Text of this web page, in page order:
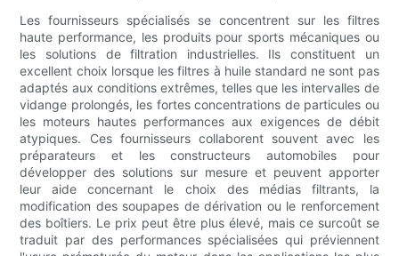
Les fournisseurs spécialisés se concentrent sur les filtres
haute performance, les produits pour sports mécaniques ou
les solutions de filtration industrielles. Ils constituent un
excellent choix lorsque les filtres à huile standard ne sont pas
adaptés aux conditions extrêmes, telles que les intervalles de
vidange prolongés, les fortes concentrations de particules ou
les moteurs hautes performances aux exigences de débit
atypiques. Ces fournisseurs collaborent souvent avec les
préparateurs et les constructeurs automobiles pour
développer des solutions sur mesure et peuvent apporter
leur aide concernant le choix des médias filtrants, la
modification des soupapes de dérivation ou le renforcement
des boîtiers. Le prix peut être plus élevé, mais ce surcoût se
traduit par des performances spécialisées qui préviennent